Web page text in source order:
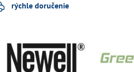
rýchle doručenie